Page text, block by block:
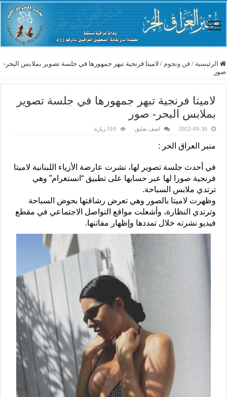
الرئيسية / فن ونجوم / لاميتا فرنجية تبهر جمهورها في جلسة تصوير بملابس البحر-
صور
لاميتا فرنجية تبهر جمهورها في جلسة تصوير
بملابس البحر- صور
2022-09-30 اضف تعليق 510 زيارة
منبر العراق الحر :
في أحدث جلسة تصوير لها، نشرت عارضة الأزياء اللبنانية لاميتا
فرنجية صورا لها عبر حسابها على تطبيق “انستغرام” وهي
ترتدي ملابس السباحة.
وظهرت لاميتا بالصور وهي تعرض رشاقتها بحوض السباحة
وترتدي النظارة، وأشعلت مواقع التواصل الاجتماعي في مقطع
فيديو نشرته خلال تمددها وإظهار مفاتنها.